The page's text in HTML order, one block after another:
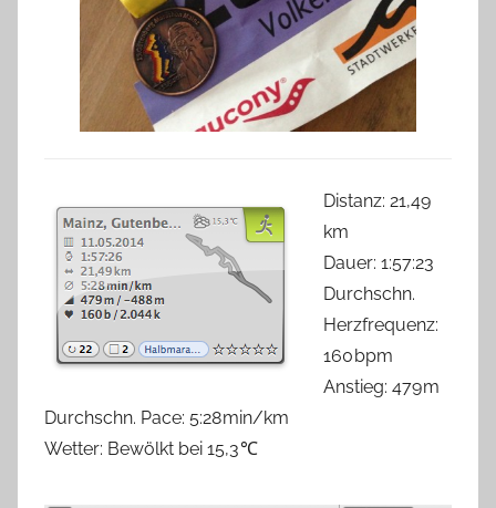
Distanz: 21,49
km
Dauer: 1:57:23
Durchschn.
Herzfrequenz:
160 bpm
Anstieg: 479 m
Durchschn. Pace: 5:28 min/km
Wetter: Bewölkt bei 15,3 ℃